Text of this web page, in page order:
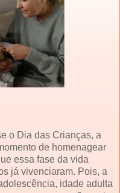
o Dia das Crianças, a
de homenagear
essa fase da vida
já vivenciaram. Pois, a
idade adulta